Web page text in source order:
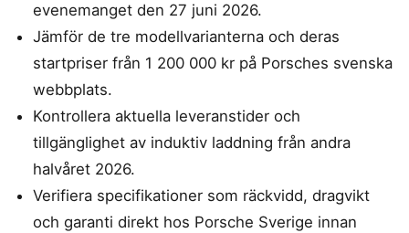
evenemanget den 27 juni 2026.
Jämför de tre modellvarianterna och deras
startpriser från 1 200 000 kr på Porsches svenska
webbplats.
Kontrollera aktuella leveranstider och
tillgänglighet av induktiv laddning från andra
halvåret 2026.
Verifiera specifikationer som räckvidd, dragvikt
och garanti direkt hos Porsche Sverige innan